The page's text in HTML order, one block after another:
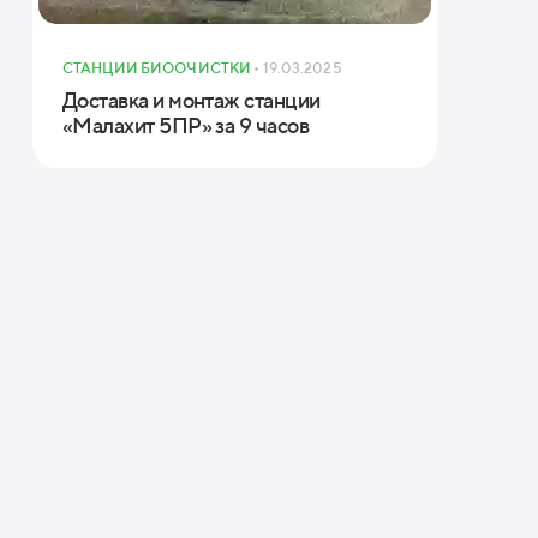
СТАНЦИИ БИООЧИСТКИ • 19.03.2025
Доставка и монтаж станции
«Малахит 5ПР» за 9 часов